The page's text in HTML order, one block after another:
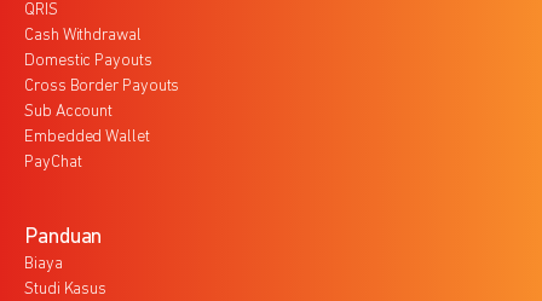
QRIS
Cash Withdrawal
Domestic Payouts
Cross Border Payouts
Sub Account
Embedded Wallet
PayChat
Panduan
Biaya
Studi Kasus